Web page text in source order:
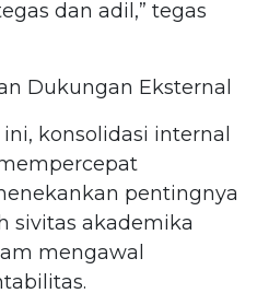
dan adil,” tegas
Dukungan Eksternal
konsolidasi internal
pentingnya
sivitas akademika
mengawal